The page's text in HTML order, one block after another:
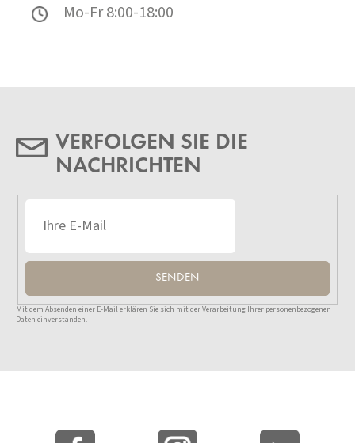
Mo-Fr 8:00-18:00
VERFOLGEN SIE DIE
NACHRICHTEN
SENDEN
Mit dem Absenden einer E-Mail erklären Sie sich mit der Verarbeitung Ihrer personenbezogenen
Daten einverstanden.